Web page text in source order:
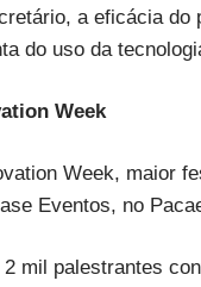
a eficácia
do uso da
Week
Week, maior
Eventos, no
mil palestrantes